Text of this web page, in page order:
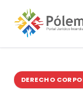
DERECHO